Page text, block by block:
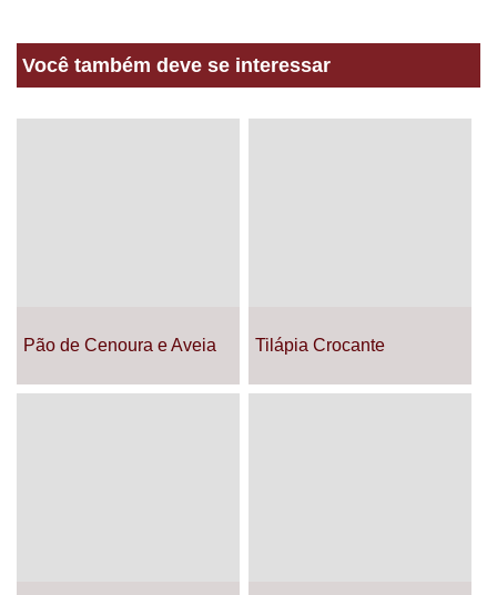
Você também deve se interessar
Pão de Cenoura e Aveia Tilápia Crocante